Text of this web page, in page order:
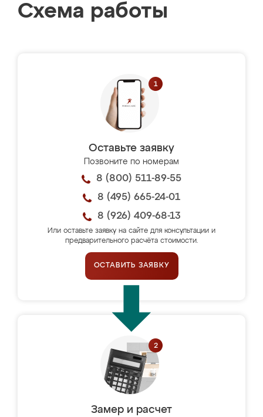
Схема работы
Оставьте заявку
Позвоните по номерам
8 (800) 511-89-55
8 (495) 665-24-01
8 (926) 409-68-13
Или оставьте заявку на сайте для консультации и
предварительного расчёта стоимости.
ОСТАВИТЬ ЗАЯВКУ
Замер и расчет